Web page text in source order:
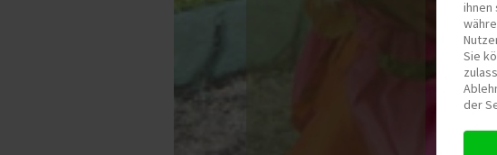
ihnen
Sie
der